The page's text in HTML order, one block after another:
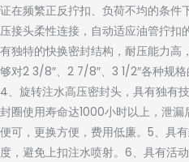
证在频繁正反拧扣、负荷不均的条件
压接头柔性连接，自动适应油管拧扣
有独特的快换密封结构，耐压能力高
够对2 3/8″、2 7/8″、3 1/2″各种规格
4、旋转注水高压密封头，具有独有
封圈使用寿命达1000小时以上，泄
便可，更换方便，费用低廉。5、具
度，避免上扣注水喷射。6、具有活